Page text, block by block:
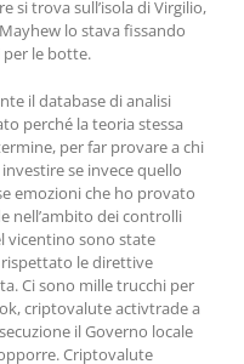
si trova sull’isola di Virgilio,
lo stava fissando
le botte.
il database di analisi
perché la teoria stessa
per far provare a chi
se invece quello
emozioni che ho provato
nell’ambito dei controlli
vicentino sono state
le direttive
Ci sono mille trucchi per
criptovalute activtrade a
il Governo locale
Criptovalute